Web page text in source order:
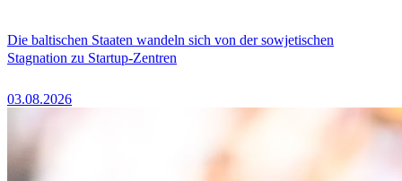
Die baltischen Staaten wandeln sich von der sowjetischen
Stagnation zu Startup-Zentren
03.08.2026